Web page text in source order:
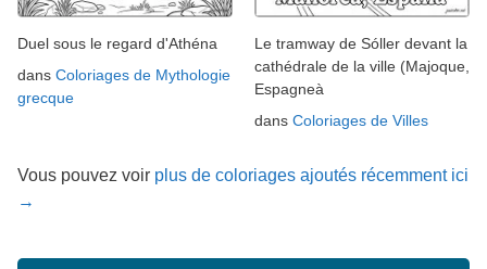
Duel sous le regard d'Athéna
dans Coloriages de Mythologie
grecque
Le tramway de Sóller devant la
cathédrale de la ville (Majoque,
Espagneà
dans Coloriages de Villes
Vous pouvez voir plus de coloriages ajoutés récemment ici
→